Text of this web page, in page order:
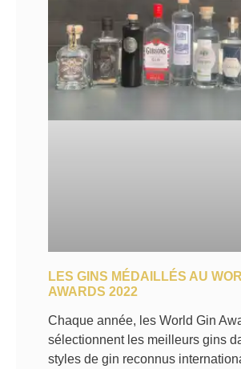
LES GINS MÉDAILLÉS AU
AWARDS 2022
Chaque année, les World Gin
sélectionnent les meilleurs gins
styles de gin reconnus